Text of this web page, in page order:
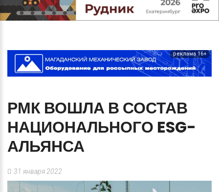
реклама 16+
РМК ВОШЛА В СОСТАВ
НАЦИОНАЛЬНОГО ESG-
АЛЬЯНСА
31 января 2022